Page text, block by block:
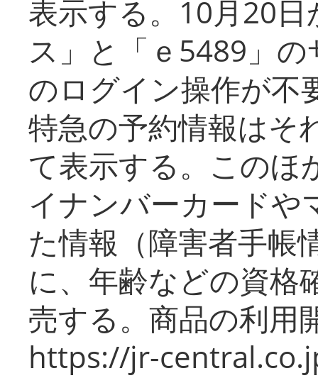
表示する。10月20
ス」と「ｅ5489」
のログイン操作が不
特急の予約情報はそ
て表示する。このほ
イナンバーカードや
た情報（障害者手帳
に、年齢などの資格
売する。商品の利用
https://jr-